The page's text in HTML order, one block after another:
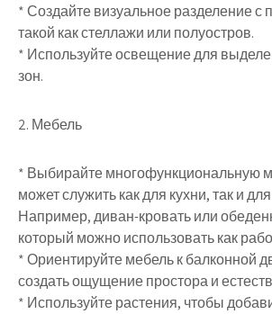
* Создайте визуальное разделение
такой как стеллажи или полуостров.
* Используйте освещение для
зон.
2. Мебель
* Выбирайте многофункциональную
может служить как для кухни, так и
Например, диван-кровать или
который можно использовать как
* Ориентируйте мебель к балконной
создать ощущение простора и
* Используйте растения, чтобы